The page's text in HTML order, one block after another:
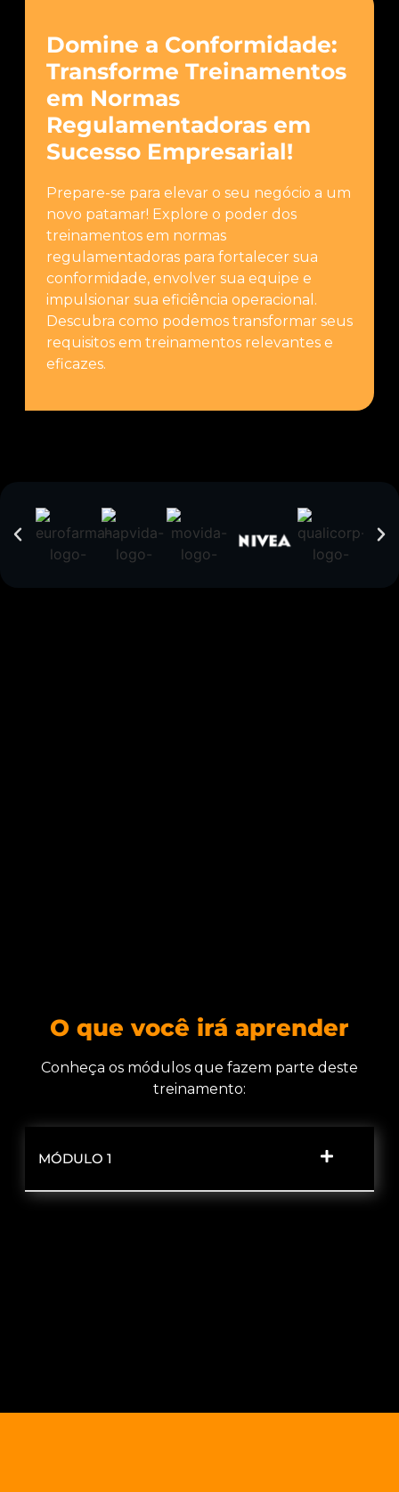
Domine a Conformidade:
Transforme Treinamentos
em Normas
Regulamentadoras em
Sucesso Empresarial!
Prepare-se para elevar o seu negócio a um
novo patamar! Explore o poder dos
treinamentos em normas
regulamentadoras para fortalecer sua
conformidade, envolver sua equipe e
impulsionar sua eficiência operacional.
Descubra como podemos transformar seus
requisitos em treinamentos relevantes e
eficazes.
O que você irá aprender
Conheça os módulos que fazem parte deste
treinamento:
MÓDULO 1